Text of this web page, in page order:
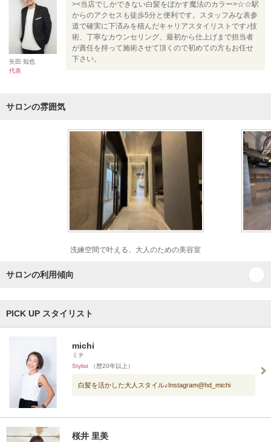
矢田 知也
代表
><当店でしかできない白髪をぼかす魔法のカラー>☆☆駅
からのアクセスも徒歩5分と便利です。スタッフみな表参
道で確実に下済みを積んだキャリアスタイリストです♪技
術、丁寧なカウンセリング、最初から仕上げまで担当者
が責任を持って施術させて頂くので初めての方もお任せ
下さい。
サロンの雰囲気
洗練空間で叶える、大人のための美容室
サロンの利用傾向
PICK UP スタイリスト
michi
ミチ
Stylist
（歴20年以上）
白髪を活かした大人スタイル♪Instagram@hd_michi
桜井 里美